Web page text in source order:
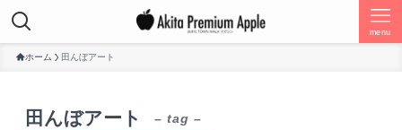
menu
ホーム 田んぼアート
田んぼアート – tag –